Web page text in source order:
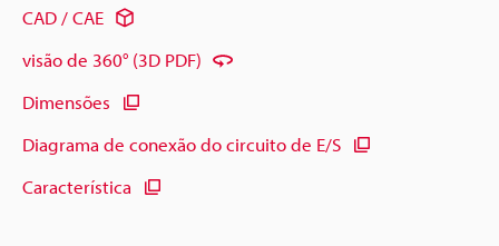
CAD / CAE
visão de 360° (3D PDF)
Dimensões
Diagrama de conexão do circuito de E/S
Característica